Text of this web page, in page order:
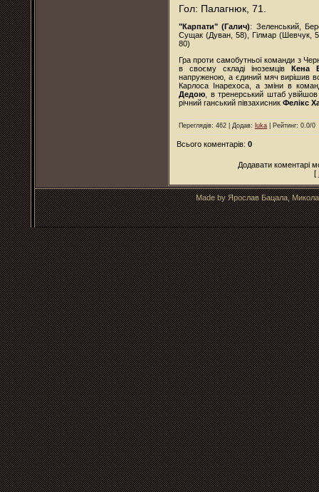
Гол: Палагнюк, 71.
"Карпати" (Галич): Зеленський,
Сущак (Дуван, 58), Гілмар (Шевчук,
80)
Гра проти самобутньої команди з
в своєму складі іноземців Кена
напруженою, а єдиний мяч вирішив
Карлоса Інарехоса, а зміни в
Дедою , в тренерський штаб
річний ганський півзахисник Фелікс
Переглядів: 462 | Додав: luka Рейтинг: 0.0/0
Всього коментарів: 0
Додавати коментарі
[
Made by Ярослав Бацала,